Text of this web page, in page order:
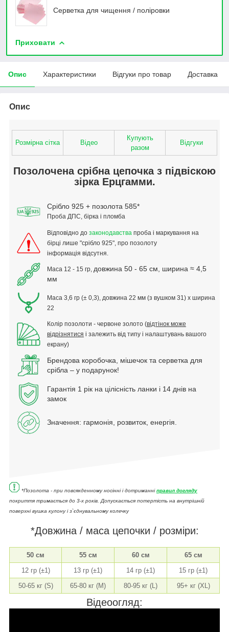
Серветка для чищення / поліровки
Приховати
Опис Характеристики Відгуки про товар Доставка
Опис
Розмірна сітка Відео
Купують
разом
Відгуки
Позолочена срібна цепочка з підвіскою
зірка Ерцгамми.
Срібло 925 + позолота 585*
Проба ДПС, бірка і пломба
Відповідно до законодавства проба і маркування на
бірці лише "срібло 925", про позолоту
інформація відсутня.
Маса 12 - 15 гр, довжина 50 - 65 см, ширина ≈ 4,5
мм
Маса 3,6 гр (± 0,3), довжина 22 мм (з вушком 31) х ширина
22
Колір позолоти - червоне золото (відтінок може
відрізнятися і залежить від типу і налаштувань вашого
екрану)
Брендова коробочка, мішечок та серветка для
срібла – у подарунок!
Гарантія 1 рік на цілісність ланки і 14 днів на
замок
Значення: гармонія, розвиток, енергія.
*Позолота - при повсякденному носінні і дотриманніправил догляду
покриття тримається до 3-х років. Допускається потертість на внутрішній
поверхні вушка кулону і з`єднувальному колечку
*Довжина / маса цепочки / розміри:
50 см 55 см 60 см
65 см
12 гр (±1)
13 гр (±1) 14 гр (±1)
15 гр (±1)
50-65 кг (S)
65-80 кг (M) 80-95 кг (L) 95+ кг (XL)
Відеоогляд: